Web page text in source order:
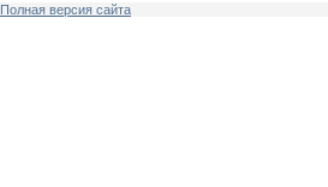
Полная версия сайта